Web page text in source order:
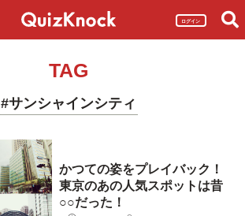
ログイン
TAG
#サンシャインシティ
かつての姿をプレイバック！
東京のあの人気スポットは昔
○○だった！